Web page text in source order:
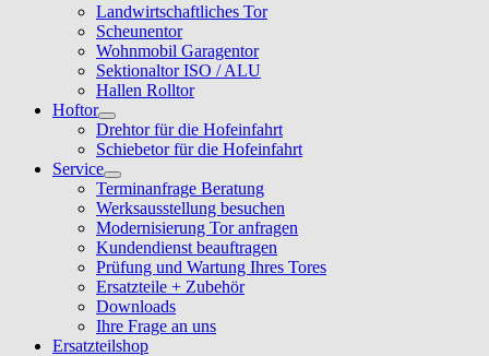
Landwirtschaftliches Tor
Scheunentor
Wohnmobil Garagentor
Sektionaltor ISO / ALU
Hallen Rolltor
Hoftor
Drehtor für die Hofeinfahrt
Schiebetor für die Hofeinfahrt
Service
Terminanfrage Beratung
Werksausstellung besuchen
Modernisierung Tor anfragen
Kundendienst beauftragen
Prüfung und Wartung Ihres Tores
Ersatzteile + Zubehör
Downloads
Ihre Frage an uns
Ersatzteilshop